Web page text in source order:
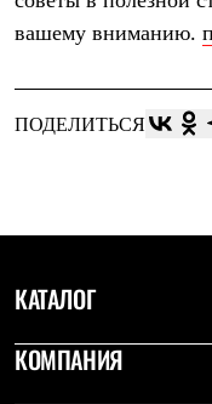
Толстовки
Шорты
Утепленная пухом
Штормовая одежда
Софтшелл одежда
Куртки
вашему вниманию.
ПОДЕЛИТЬСЯ
КАТАЛОГ
КОМПАНИЯ